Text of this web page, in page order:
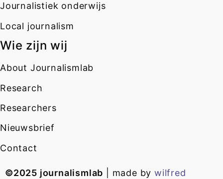
Journalistiek onderwijs
Local journalism
Wie zijn wij
About Journalismlab
Research
Researchers
Nieuwsbrief
Contact
©2025 journalismlab | made bywilfred